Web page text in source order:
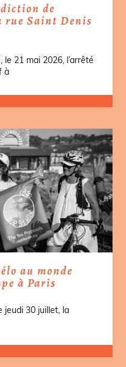
de
rue Saint Denis
21 mai 2026, l’arrêté
à
au monde
à Paris
jeudi 30 juillet, la